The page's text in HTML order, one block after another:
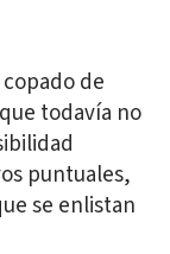
de
todavía no
puntuales,
se enlistan